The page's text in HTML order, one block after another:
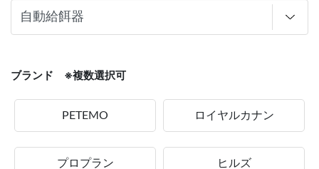
ブランド ※複数選択可
PETEMO ロイヤルカナン
プロプラン ヒルズ